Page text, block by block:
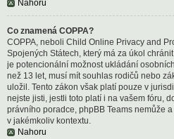
Nahoru
Co znamená COPPA?
COPPA, neboli Child Online Privacy and
Spojených Státech, který má za úkol
je potencionální možnost ukládání
než 13 let, musí mít souhlas rodičů nebo
uložil. Tento zákon však platí pouze v
nejste jisti, jestli toto platí i na vašem fóru,
právního poradce, phpBB Teams nemůže
v jakémkoliv kontextu.
Nahoru